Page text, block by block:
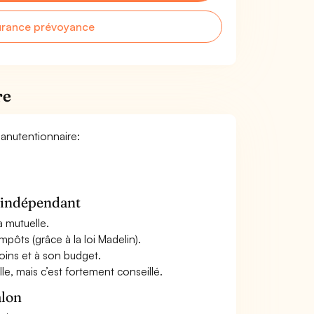
prévoyance
mutuelle.
(grâce à la loi Madelin).
et à son budget.
mais c’est fortement conseillé.